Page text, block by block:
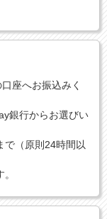
座へお振込みく
銀行からお選びい
（原則24時間以